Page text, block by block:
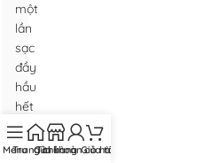
một
lần
sạc
đầy
hầu
hết
các
dòng
Menu
Trang chủ
Cửa hàng
Tài khoản của tôi
Giỏ hàng